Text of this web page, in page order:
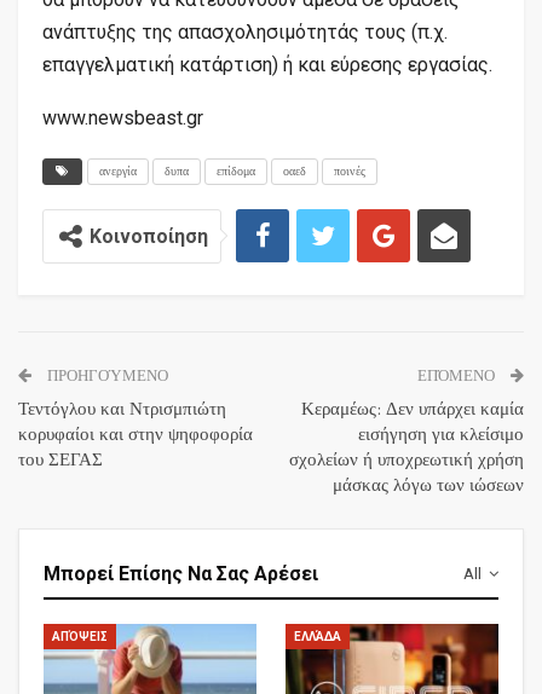
ανάπτυξης της απασχολησιμότητάς τους (π.χ.
επαγγελματική κατάρτιση) ή και εύρεσης εργασίας.
www.newsbeast.gr
ανεργία δυπα επίδομα οαεδ ποινές
Κοινοποίηση
ΠΡΟΗΓΟΎΜΕΝΟ
Τεντόγλου και Ντρισμπιώτη
κορυφαίοι και στην ψηφοφορία
του ΣΕΓΑΣ
ΕΠΌΜΕΝΟ
Κεραμέως: Δεν υπάρχει καμία
εισήγηση για κλείσιμο
σχολείων ή υποχρεωτική χρήση
μάσκας λόγω των ιώσεων
All
Μπορεί Επίσης Να Σας Αρέσει
ΑΠΌΨΕΙΣ ΕΛΛΆΔΑ